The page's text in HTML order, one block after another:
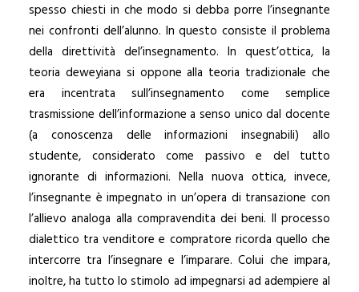
spesso chiesti in che modo si debba porre l’insegnante
nei confronti dell’alunno. In questo consiste il problema
della direttività del’insegnamento. In quest’ottica, la
teoria deweyiana si oppone alla teoria tradizionale che
era incentrata sull’insegnamento come semplice
trasmissione dell’informazione a senso unico dal docente
(a conoscenza delle informazioni insegnabili) allo
studente, considerato come passivo e del tutto
ignorante di informazioni. Nella nuova ottica, invece,
l’insegnante è impegnato in un’opera di transazione con
l’allievo analoga alla compravendita dei beni. Il processo
dialettico tra venditore e compratore ricorda quello che
intercorre tra l’insegnare e l’imparare. Colui che impara,
inoltre, ha tutto lo stimolo ad impegnarsi ad adempiere al